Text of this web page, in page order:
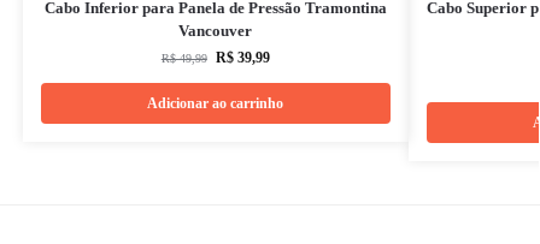
Cabo Inferior para Panela de Pressão Tramontina
Vancouver
R$49,99 R$39,99
Adicionar ao carrinho
Cabo Superior